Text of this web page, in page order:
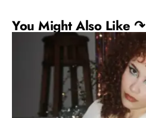
You Might Also Like ↷